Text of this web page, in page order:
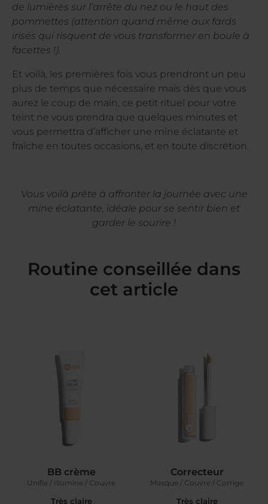
de lumières sur l’arrête du nez ou le haut des
pommettes (attention quand même aux fards
irisés qui risquent de vous transformer en boule à
facettes !).
Et voilà, les premières fois vous prendront un peu
plus de temps que nécessaire mais dès que vous
aurez le coup de main, ce petit rituel pour votre
teint ne vous prendra que quelques minutes et
vous permettra d’afficher une mine éclatante et
fraîche en toutes occasions, et en toute discrétion.
Vous voilà prête à affronter la journée avec une
mine éclatante, idéale pour se sentir bien et
garder le sourire !
Routine conseillée dans
cet article
BB crème
Unifie / Illumine / Couvre
Très claire
Correcteur
Masque / Couvre / Corrige
Très claire